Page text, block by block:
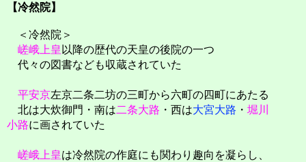
【冷然院】
＜冷然院＞
嵯峨上皇 以降の歴代の天皇の後院の一つ
代々の図書なども収蔵されていた
平安京左京二条二坊の三町から六町の四町にあたる
北は大炊御門・南は二条大路 ・西は大宮大路 ・ 堀川
小路に画されていた
嵯峨上皇は冷然院の作庭にも関わり趣向を凝らし、